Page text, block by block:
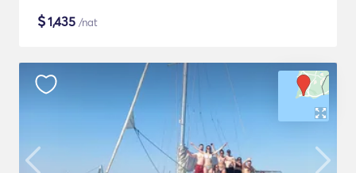
$1,435 /nat